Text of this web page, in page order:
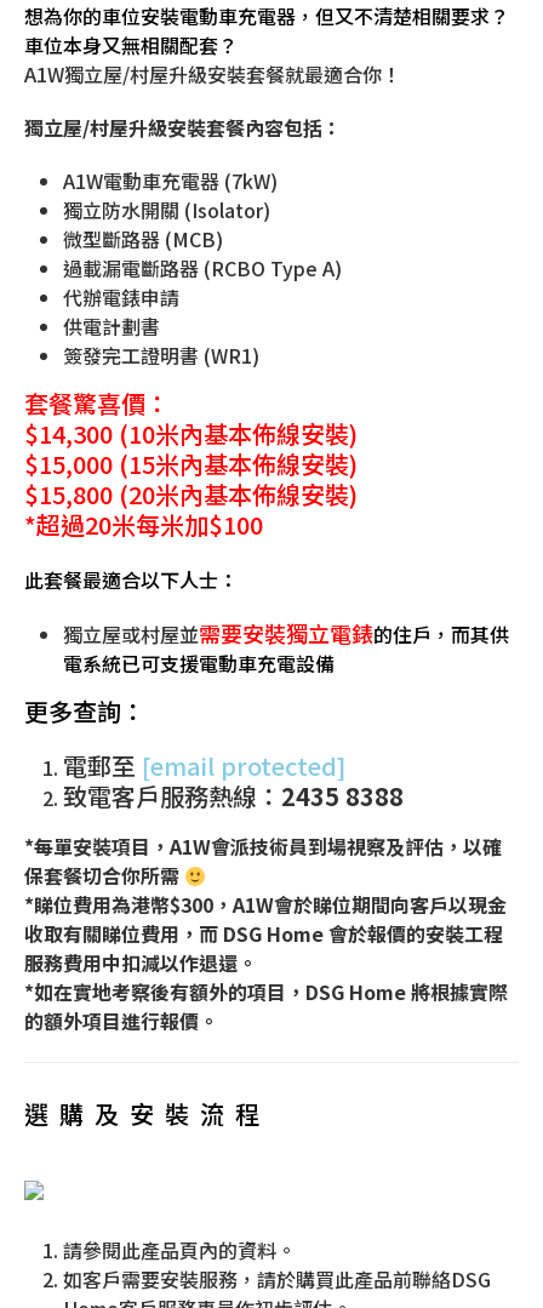
想為你的車位安裝電動車充電器，但又不清楚相關要求？
車位本身又無相關配套？
A1W獨立屋/村屋升級安裝套餐就最適合你！
獨立屋/村屋升級安裝套餐內容包括：
A1W電動車充電器 (7kW)
獨立防水開關 (Isolator)
微型斷路器 (MCB)
過載漏電斷路器 (RCBO Type A)
代辦電錶申請
供電計劃書
簽發完工證明書 (WR1)
套餐驚喜價：
$14,300 (10米內基本佈線安裝)
$15,000 (15米內基本佈線安裝)
$15,800 (20米內基本佈線安裝)
*超過20米每米加$100
此套餐最適合以下人士：
獨立屋或村屋並需要安裝獨立電錶的住戶 ，而其供
電系統已可支援電動車充電設備
更多查詢：
電郵至 [email protected]
致電客戶服務熱線： 2435 8388
*每單安裝項目，A1W會派技術員到場視察及評估，以確
保套餐切合你所需
*睇位費用為港幣$300，A1W會於睇位期間向客戶以現金
收取有關睇位費用，而 DSG Home 會於報價的安裝工程
服務費用中扣減以作退還。
*如在實地考察後有額外的項目，DSG Home 將根據實際
的額外項目進行報價。
選購及安裝流程
請參閱此產品頁內的資料。
如客戶需要安裝服務，請於購買此產品前聯絡DSG